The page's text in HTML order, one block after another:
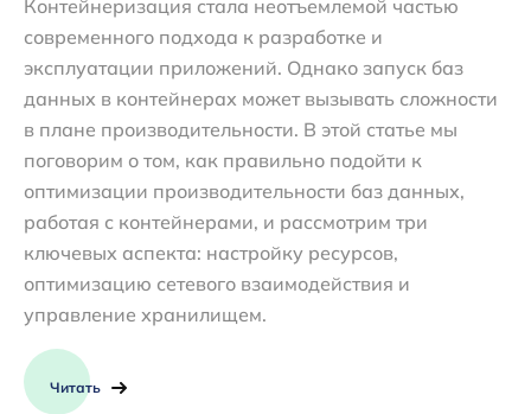
Контейнеризация стала неотъемлемой частью
современного подхода к разработке и
эксплуатации приложений. Однако запуск баз
данных в контейнерах может вызывать сложности
в плане производительности. В этой статье мы
поговорим о том, как правильно подойти к
оптимизации производительности баз данных,
работая с контейнерами, и рассмотрим три
ключевых аспекта: настройку ресурсов,
оптимизацию сетевого взаимодействия и
управление хранилищем.
Читать